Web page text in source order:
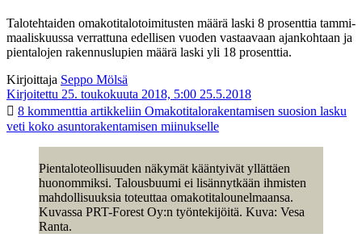
Talotehtaiden omakotitalotoimitusten määrä laski 8 prosenttia tammi-
maaliskuussa verrattuna edellisen vuoden vastaavaan ajankohtaan ja
pientalojen rakennuslupien määrä laski yli 18 prosenttia.
Kirjoittaja Seppo Mölsä
Kirjoitettu 25. toukokuuta 2018, 5:00 25.5.2018
8 kommenttia artikkeliin Omakotitalorakentamisen suosion lasku
veti koko asuntorakentamisen miinukselle
Pientaloteollisuuden näkymät kääntyivät yllättäen
huonommiksi. Talousbuumi ei lisännytkään ihmisten
mahdollisuuksia toteuttaa omakotitalounelmaansa.
Kuvassa PRT-Forest Oy:n työntekijöitä. Kuva: Vesa
Ranta.